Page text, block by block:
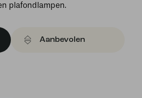
plafondlampen.